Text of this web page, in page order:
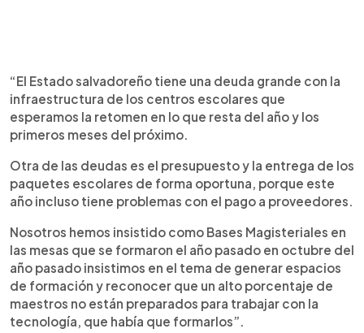
“El Estado salvadoreño tiene una deuda grande con la
infraestructura de los centros escolares que
esperamos la retomen en lo que resta del año y los
primeros meses del próximo.
Otra de las deudas es el presupuesto y la entrega de los
paquetes escolares de forma oportuna, porque este
año incluso tiene problemas con el pago a proveedores.
Nosotros hemos insistido como Bases Magisteriales en
las mesas que se formaron el año pasado en octubre del
año pasado insistimos en el tema de generar espacios
de formación y reconocer que un alto porcentaje de
maestros no están preparados para trabajar con la
tecnología, que había que formarlos”.